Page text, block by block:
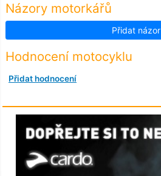
Názory motorkářů
Přidat názor
Hodnocení motocyklu
Přidat hodnocení